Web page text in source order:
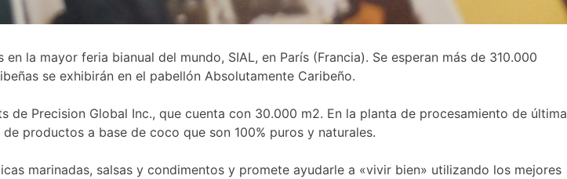
la mayor feria bianual del mundo, SIAL, en París (Francia). Se esperan más de 310.000
se exhibirán en el pabellón Absolutamente Caribeño.
Precision Global Inc., que cuenta con 30.000 m2. En la planta de procesamiento de última
productos a base de coco que son 100% puros y naturales.
marinadas, salsas y condimentos y promete ayudarle a «vivir bien» utilizando los mejores